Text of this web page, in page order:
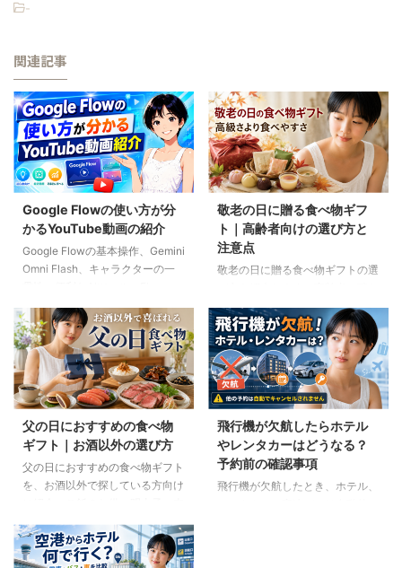
-
関連記事
Google Flowの使い方が分
かるYouTube動画の紹介
Google Flowの基本操作、Gemini
Omni Flash、キャラクターの一
研究室の長編動画18本を、目的別
に分かりやすく紹介します。
敬老の日に贈る食べ物ギフ
ト｜高齢者向けの選び方と
注意点
敬老の日に贈る食べ物ギフトの選
力や好み、食事制限、保存方法に
配慮しながら、和菓子、スープ、
ご飯のお供、やわらか食などの候
補をわかりやすく解説します。
父の日におすすめの食べ物
ギフト｜お酒以外の選び方
父の日におすすめの食べ物ギフト
を、お酒以外で探している方向け
など、父の好みに合わせた選び方
と注意点を解説します。
飛行機が欠航したらホテル
やレンタカーはどうなる？
予約前の確認事項
飛行機が欠航したとき、ホテル、